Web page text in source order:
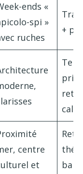
ends «
spi »
ruches
+
centre
et